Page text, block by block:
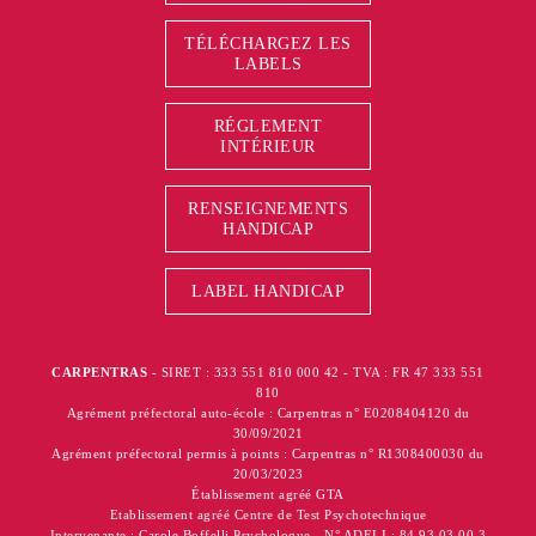
TÉLÉCHARGEZ LES
LABELS
RÉGLEMENT
INTÉRIEUR
RENSEIGNEMENTS
HANDICAP
LABEL HANDICAP
CARPENTRAS - SIRET : 333 551 810 000 42 - TVA : FR 47 333 551
810
Agrément préfectoral auto-école : Carpentras n° E0208404120 du
30/09/2021
Agrément préfectoral permis à points : Carpentras n° R1308400030 du
20/03/2023
Établissement agréé GTA
Etablissement agréé Centre de Test Psychotechnique